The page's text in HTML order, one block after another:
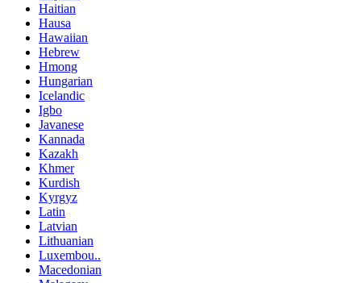
Haitian
Hausa
Hawaiian
Hebrew
Hmong
Hungarian
Icelandic
Igbo
Javanese
Kannada
Kazakh
Khmer
Kurdish
Kyrgyz
Latin
Latvian
Lithuanian
Luxembou..
Macedonian